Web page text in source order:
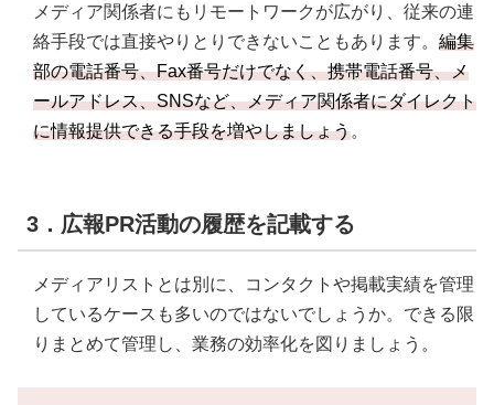
メディア関係者にもリモートワークが広がり、従来の連
絡手段では直接やりとりできないこともあります。 編集
部の電話番号、Fax番号だけでなく、携帯電話番号、メ
ールアドレス、SNSなど、メディア関係者にダイレクト
に情報提供できる手段を増やしましょう。
3．広報PR活動の履歴を記載する
メディアリストとは別に、コンタクトや掲載実績を管理
しているケースも多いのではないでしょうか。できる限
りまとめて管理し、業務の効率化を図りましょう。